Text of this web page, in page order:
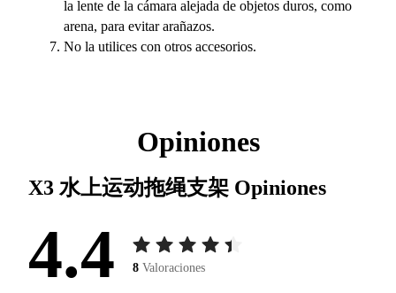
la lente de la cámara alejada de objetos duros, como
arena, para evitar arañazos.
No la utilices con otros accesorios.
Opiniones
X3 水上运动拖绳支架 Opiniones
4.4 8 Valoraciones